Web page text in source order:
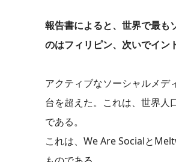
報告書によると、世界で最も
のはフィリピン、次いでイン
アクティブなソーシャルメデ
台を超えた。これは、世界人
である。
これは、We Are Socialと